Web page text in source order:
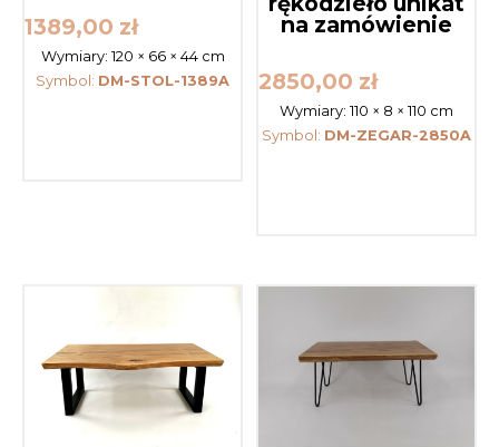
1389,00 zł
Wymiary: 120 × 66 × 44 cm
Symbol: DM-STOL-1389A
na zamówienie
2850,00 zł
Wymiary: 110 × 8 × 110 cm
Symbol: DM-ZEGAR-2850A